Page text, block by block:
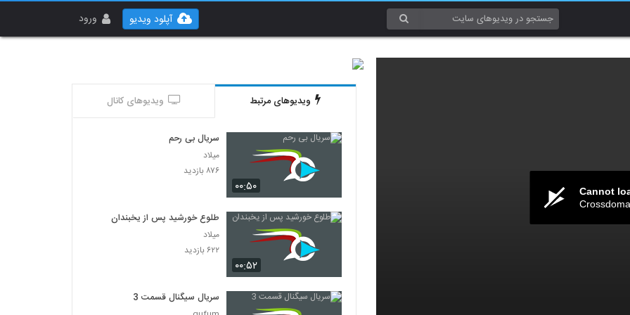
ورود آپلود ویدیو
Cannot
ویدیوهای مرتبط ویدیوهای کانال
۰۰:۵۰
سریال بی رحم
میلاد
۸۷۶ بازدید
۰۰:۵۲
طلوع خورشید پس از یخبندان
میلاد
۶۲۲ بازدید
سریال سیگنال قسمت 3